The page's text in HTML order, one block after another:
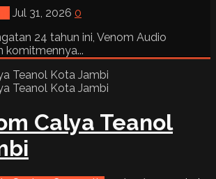
Jul 31, 2026 0
24 tahun ini, Venom Audio
komitmennya...
Calya Teanol